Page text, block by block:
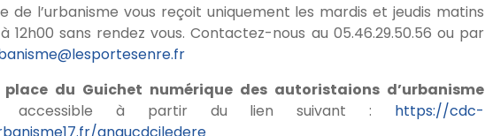
de l’urbanisme vous reçoit uniquement les mardis et jeudis matins
12h00 sans rendez vous. Contactez-nous au 05.46.29.50.56 ou par
place du Guichet numérique des autoristaions d’urbanisme
accessible à partir du lien suivant : https://cdc-
gnaucdciledere